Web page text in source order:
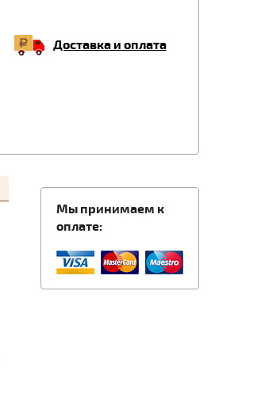
Доставка и оплата
Мы принимаем к
оплате: